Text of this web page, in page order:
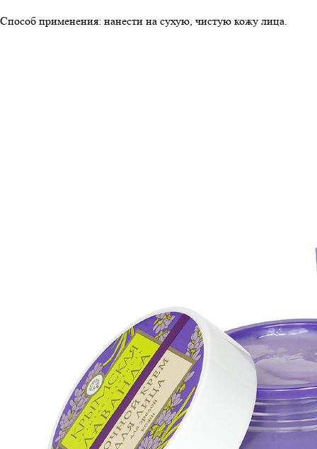
Способ применения: нанести на сухую, чистую кожу лица.